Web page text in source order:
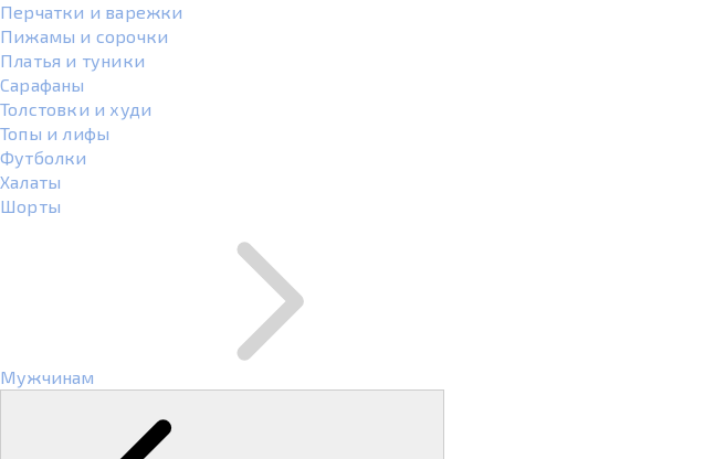
Перчатки и варежки
Пижамы и сорочки
Платья и туники
Сарафаны
Толстовки и худи
Топы и лифы
Футболки
Халаты
Шорты
Мужчинам